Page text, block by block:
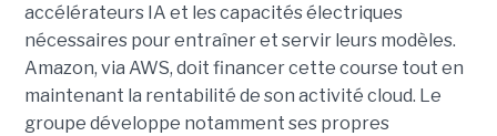
accélérateurs IA et les capacités électriques
nécessaires pour entraîner et servir leurs modèles.
Amazon, via AWS, doit financer cette course tout en
maintenant la rentabilité de son activité cloud. Le
groupe développe notamment ses propres